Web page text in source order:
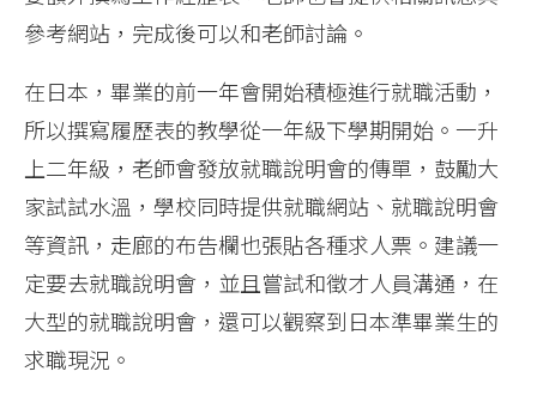
參考網站，完成後可以和老師討論。
在日本，畢業的前一年會開始積極進行就職活動，
所以撰寫履歷表的教學從一年級下學期開始。一升
上二年級，老師會發放就職說明會的傳單，鼓勵大
家試試水溫，學校同時提供就職網站、就職說明會
等資訊，走廊的布告欄也張貼各種求人票。建議一
定要去就職說明會，並且嘗試和徵才人員溝通，在
大型的就職說明會，還可以觀察到日本準畢業生的
求職現況。